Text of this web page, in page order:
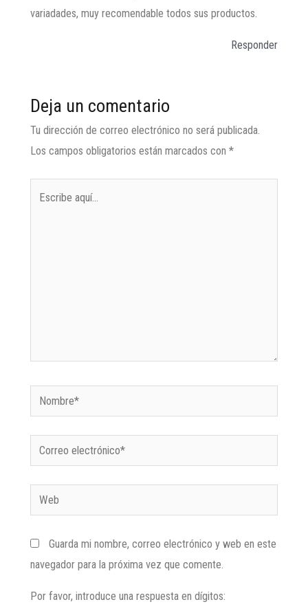
variadades, muy recomendable todos sus productos.
Responder
Deja un comentario
Tu dirección de correo electrónico no será publicada.
Los campos obligatorios están marcados con *
Guarda mi nombre, correo electrónico y web en este
navegador para la próxima vez que comente.
Por favor, introduce una respuesta en dígitos: